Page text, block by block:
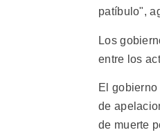
patíbulo",
Los
entre los
El
de
de muerte